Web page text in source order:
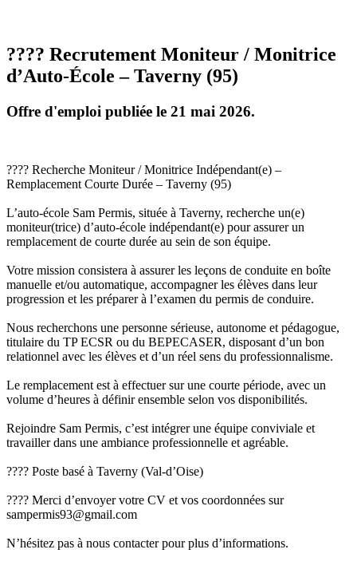
???? Recrutement Moniteur / Monitrice
d’Auto-École – Taverny (95)
Offre d'emploi publiée le 21 mai 2026.
???? Recherche Moniteur / Monitrice Indépendant(e) –
Remplacement Courte Durée – Taverny (95)
L’auto-école Sam Permis, située à Taverny, recherche un(e)
moniteur(trice) d’auto-école indépendant(e) pour assurer un
remplacement de courte durée au sein de son équipe.
Votre mission consistera à assurer les leçons de conduite en boîte
manuelle et/ou automatique, accompagner les élèves dans leur
progression et les préparer à l’examen du permis de conduire.
Nous recherchons une personne sérieuse, autonome et pédagogue,
titulaire du TP ECSR ou du BEPECASER, disposant d’un bon
relationnel avec les élèves et d’un réel sens du professionnalisme.
Le remplacement est à effectuer sur une courte période, avec un
volume d’heures à définir ensemble selon vos disponibilités.
Rejoindre Sam Permis, c’est intégrer une équipe conviviale et
travailler dans une ambiance professionnelle et agréable.
???? Poste basé à Taverny (Val-d’Oise)
???? Merci d’envoyer votre CV et vos coordonnées sur
sampermis93@gmail.com
N’hésitez pas à nous contacter pour plus d’informations.